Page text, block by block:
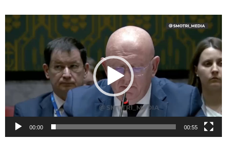
Видеоплеер
00:00 00:55